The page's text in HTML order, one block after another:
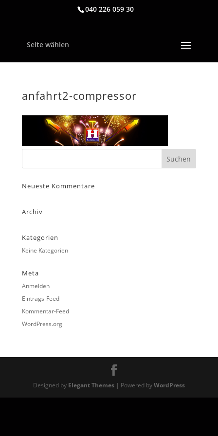
040 226 059 30
Seite wählen
anfahrt2-compressor
Neueste Kommentare
Archiv
Kategorien
Keine Kategorien
Meta
Anmelden
Eintrags-Feed
Kommentar-Feed
WordPress.org
Designed by Elegant Themes| Powered byWordPress